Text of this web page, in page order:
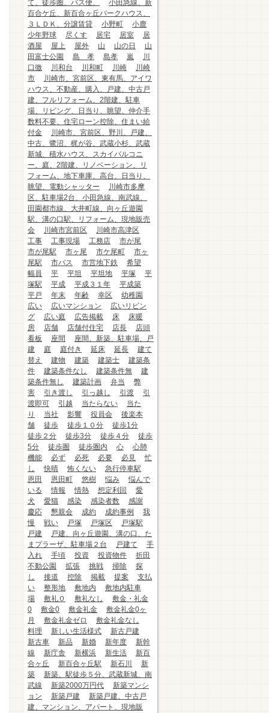
て、徒歩圏、バス便、
小田急線、新
百合ケ丘、新百合ヶ丘パークハウス、
３ＬＤＫ、分譲賃貸
小野町
小鹿
少年野球
尽くす 居宅 居室
居
酒屋
屋上 屋外 山 山の日
山
田富士公園
島 孝 島孝 嵐
川
口徹
川和台 川和町 川崎
川崎
市
川崎市、宮前区、東有馬、アイワ
ハウス、不動産、購入、戸建、中古戸
建、フルリフォーム、2階建、駐車
場、リビング、日当り、眺望、仲介手
数料不要、住宅ローン控除、住まい給
付金
川崎市、宮前区、野川、戸建、
中古、鷺沼、梶が谷、武蔵小杉、武蔵
新城、積水ハウス、スカイバルコニ
ー、庭、2階建、リノベーション、リ
フォーム、地下車庫、高台、日当り、
眺望、電動シャッター
川崎市多摩
区、駐車場2台、小田急線、南武線、
田園都市線、大井町線、向ヶ丘遊園
駅、溝の口駅、リフォーム、現地販売
会
川崎市宮前区
川崎市高津区
工事
工事現場 工務店
市が尾
市が尾駅
市ヶ尾 市ケ尾町
市ヶ
尾駅
市バス 市営地下鉄
希望
幅員
平 平坦 平坦地 平塚
平
塚駅
平成 平成３１年
平成築
平戸
年末 年齢 幸区
幼稚園
広い
広いマンション
広いリビン
グ
広い庭 広告掲載 床
床暖
房
店舗 店舗付住宅 店長
店頭
看板
座間
座間、新築、駐車場、戸
建
庭 庭付き 延床 延長
建て
替え
建物 建築 建築士
建築条
件
建築条件なし 建築条件無
建
築条件無し
建築計画 弁当
弊
害
引き渡し 引っ越し 引渡
引
渡即可
引越 当たらない
当た
り
当社 影響 役員会
後楽本
舗
徒歩 徒歩１０分
徒歩1分
徒歩２分
徒歩3分 徒歩４分
徒歩
5分
徒歩圏 徒歩圏内 心
心肺
機能
必ず 必死 必要 必見
忙
し
快晴 怖くない
急行停車駅
恩田
恩田町 悠樹 悩み
悩んで
いる
情報 情熱 想定利回
愛
犬
愛猫 感染 感染者数
感謝
慶応
懇親会 成約 成約事例
我
慢
戦い 戸塚 戸塚区
戸塚駅
戸建
戸建、向ヶ丘遊園、溝の口、た
まプラーザ、駐車場２台
戸建て
手
入れ
手頃 投資 投資物件
折田
不動公園
拡張 挑戦 掃除
探
し
接道 控除 掲載 提案
支払
い
整形地 敷地内
敷地内駐車
場
敷礼０ 敷礼なし
敷金・礼金
0
敷金0 敷金礼金
敷金礼金0ヶ
月
敷金礼金ゼロ
敷金礼金なし
料理
新しい生活様式
新古戸建
新古車
新品 新婚 新年度
新幹
線
新庁舎 新横浜 新生活
新百
合ヶ丘
新百合ヶ丘駅 新石川
新
築
新築、駅徒歩５分、武蔵新城、南
武線
新築2000万円代
新築マンシ
ョン
新築戸建
新築戸建、中古戸
建、マンション、アパート、現地販